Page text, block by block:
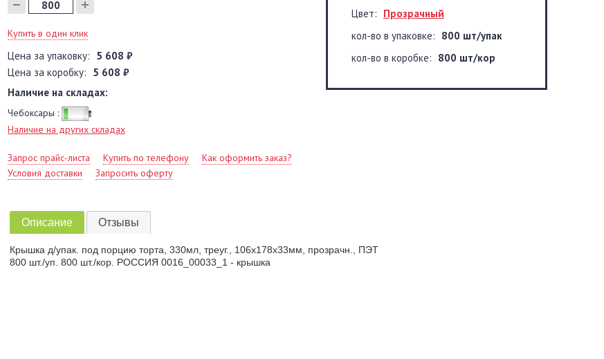
Цвет: Прозрачный
кол-во в упаковке: 800 шт/упак
кол-во в коробке: 800 шт/кор
Купить в один клик
Цена за упаковку: 5 608 ₽
Цена за коробку: 5 608 ₽
Наличие на складах:
Чебоксары :
Наличие на других складах
Запрос прайс-листа Купить по телефону
Как оформить заказ?
Условия доставки
Запросить оферту
Описание Отзывы
Крышка д/упак. под порцию торта, 330мл, треуг., 106х178х33мм, прозрачн., ПЭТ
800 шт./уп. 800 шт./кор. РОССИЯ 0016_00033_1 - крышка